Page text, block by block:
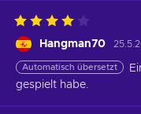
Hangman70
Automatisch übersetzt
gespielt habe.